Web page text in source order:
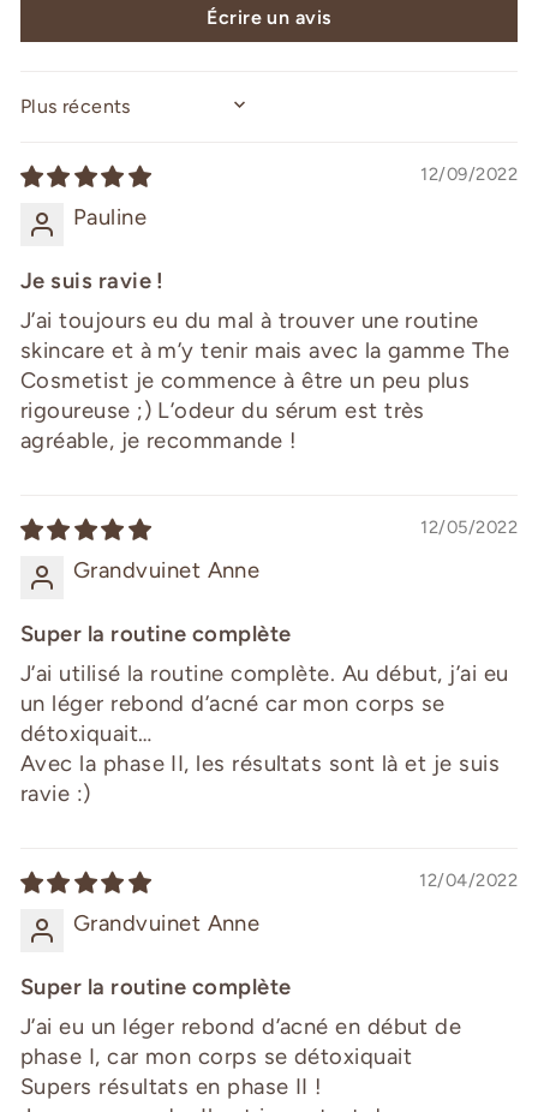
Écrire un avis
SORT BY
12/09/2022
Pauline
Je suis ravie !
J’ai toujours eu du mal à trouver une routine
skincare et à m’y tenir mais avec la gamme The
Cosmetist je commence à être un peu plus
rigoureuse ;) L’odeur du sérum est très
agréable, je recommande !
12/05/2022
Grandvuinet Anne
Super la routine complète
J’ai utilisé la routine complète. Au début, j’ai eu
un léger rebond d’acné car mon corps se
détoxiquait…
Avec la phase II, les résultats sont là et je suis
ravie :)
12/04/2022
Grandvuinet Anne
Super la routine complète
J’ai eu un léger rebond d’acné en début de
phase I, car mon corps se détoxiquait
Supers résultats en phase II !